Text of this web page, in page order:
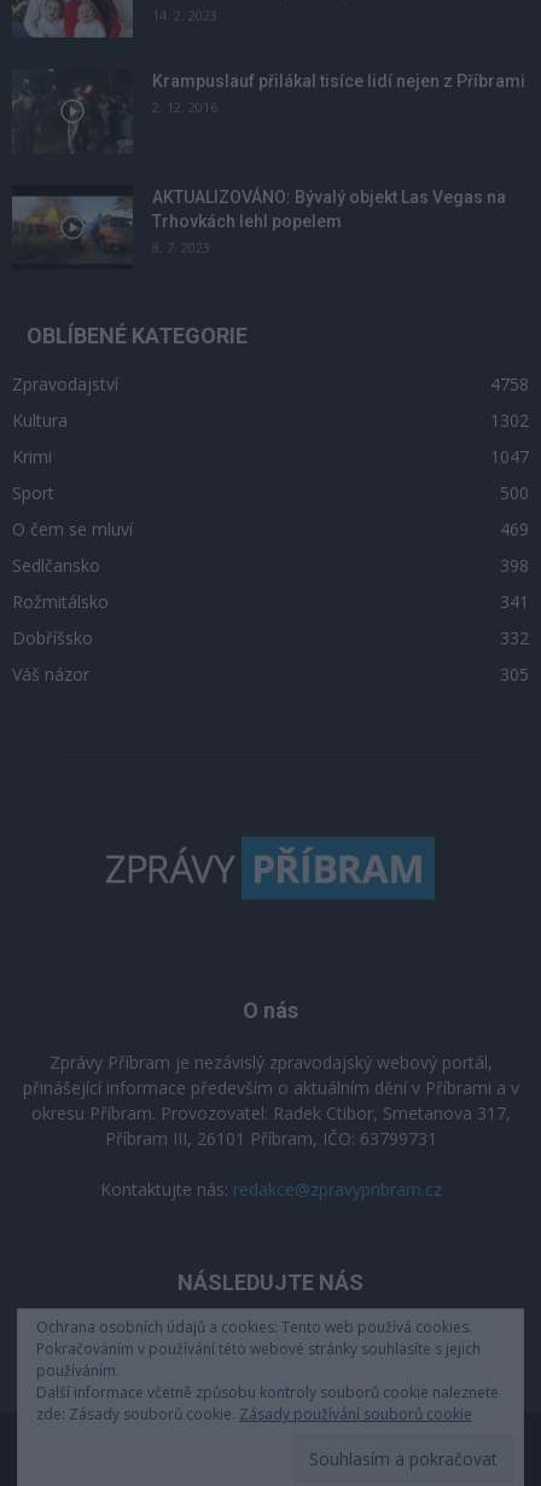
14. 2. 2023
Krampuslauf přilákal tisíce lidí nejen z Příbrami
2. 12. 2016
AKTUALIZOVÁNO: Bývalý objekt Las Vegas na
Trhovkách lehl popelem
8. 7. 2023
OBLÍBENÉ KATEGORIE
Zpravodajství
4758
Kultura
1302
Krimi
1047
Sport
500
O čem se mluví
469
Sedlčansko
398
Rožmitálsko
341
Dobříšsko
332
Váš názor
305
O nás
Zprávy Příbram je nezávislý zpravodajský webový portál,
přinášející informace především o aktuálním dění v Příbrami a v
okresu Příbram. Provozovatel: Radek Ctibor, Smetanova 317,
Příbram III, 26101 Příbram, IČO: 63799731
Kontaktujte nás: redakce@zpravypribram.cz
NÁSLEDUJTE NÁS
Ochrana osobních údajů a cookies: Tento web používá cookies.
Pokračováním v používání této webové stránky souhlasíte s jejich
používáním.
Další informace včetně způsobu kontroly souborů cookie naleznete
zde: Zásady souborů cookie. Zásady používání souborů cookie